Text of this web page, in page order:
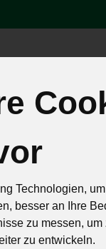
Technologien,
besser an Ihre
zu messen,
zu entwickeln.
Rezepte